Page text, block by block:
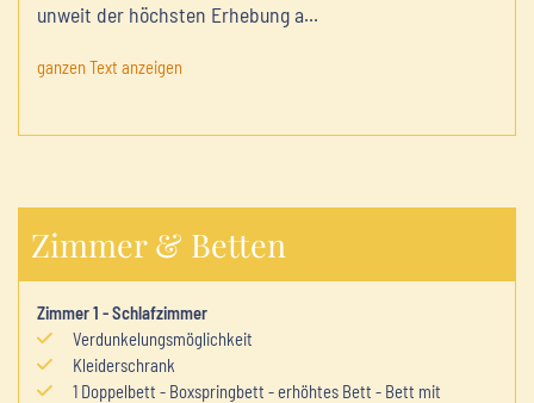
unweit der höchsten Erhebung a...
ganzen Text anzeigen
Zimmer & Betten
Zimmer1 -Schlafzimmer
Verdunkelungsmöglichkeit
Kleiderschrank
1 Doppelbett - Boxspringbett -erhöhtes Bett - Bett mit